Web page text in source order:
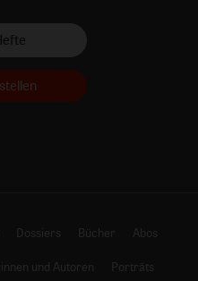
Dossiers Bücher Abos
und Autoren
Porträts